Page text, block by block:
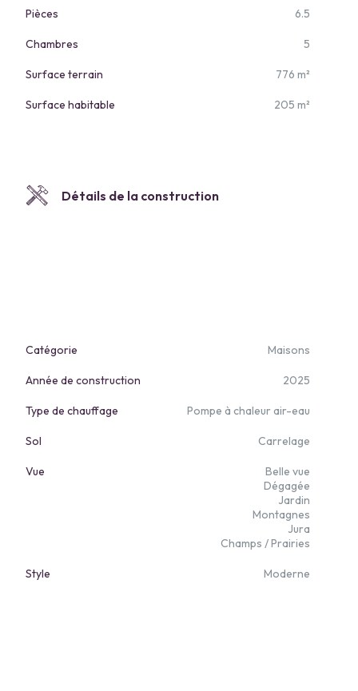
Pièces 6.5
Chambres 5
Surface terrain 776 m²
Surface habitable 205 m²
Détails de la construction
Catégorie Maisons
Année de construction 2025
Type de chauffage Pompe à chaleur air-eau
Sol Carrelage
Vue
Belle vue
Dégagée
Jardin
Montagnes
Jura
Champs / Prairies
Style Moderne